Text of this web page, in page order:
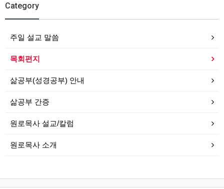
Category
주일 설교 말씀
목회편지
삶공부(성경공부) 안내
삶공부 간증
원로목사 설교/칼럼
원로목사 소개